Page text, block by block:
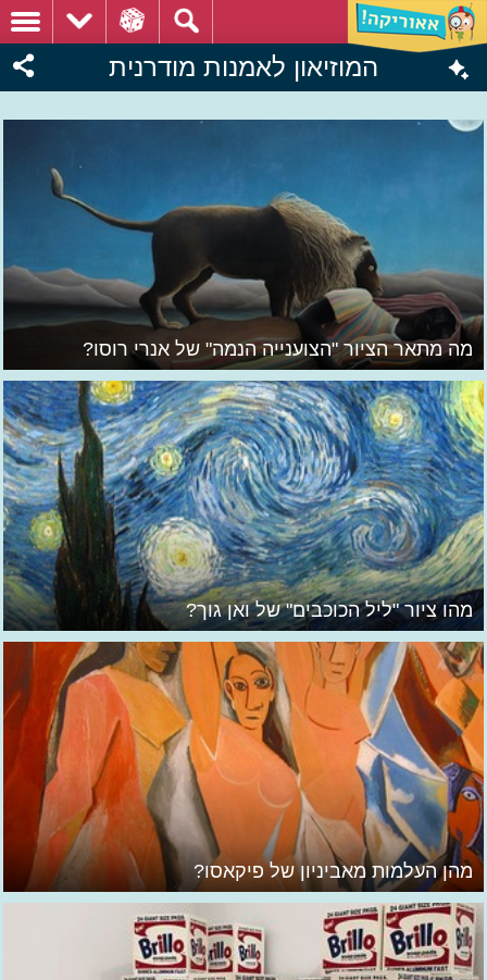
המוזיאון לאמנות מודרנית
מה מתאר הציור "הצוענייה הנמה" של אנרי רוסו?
מהו ציור "ליל הכוכבים" של ואן גוך?
מהן העלמות מאביניון של פיקאסו?